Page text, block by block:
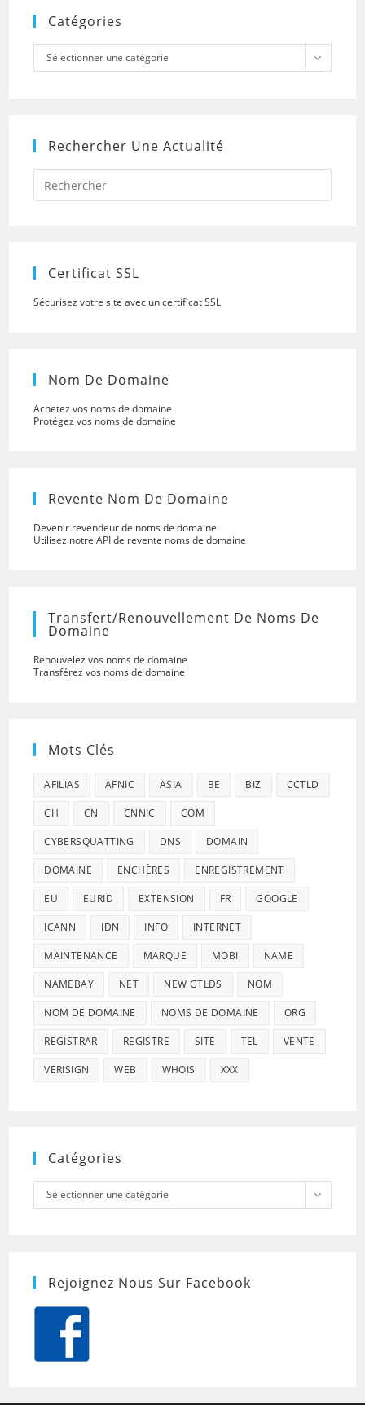
Catégories
Catégories
Sélectionner une catégorie
Rechercher Une Actualité
Press
to
Certificat SSL
Sécurisez votre site avec un certificat SSL
Nom De Domaine
Achetez vos noms de domaine
Protégez vos noms de domaine
Revente Nom De Domaine
Devenir revendeur de noms de domaine
Utilisez notre API de revente noms de domaine
Transfert/renouvellement De Noms De
Domaine
Renouvelez vos noms de domaine
Transférez vos noms de domaine
Mots Clés
AFILIAS AFNIC ASIA BE BIZ CCTLD
CH CN CNNIC COM
CYBERSQUATTING DNS DOMAIN
DOMAINE ENCHÈRES ENREGISTREMENT
EU EURID EXTENSION FR GOOGLE
ICANN IDN INFO INTERNET
MAINTENANCE MARQUE MOBI NAME
NAMEBAY NET NEW GTLDS NOM
NOM DE DOMAINE NOMS DE DOMAINE ORG
REGISTRAR REGISTRE SITE TEL VENTE
VERISIGN WEB WHOIS XXX
Catégories
Catégories
Sélectionner une catégorie
Rejoignez Nous Sur Facebook